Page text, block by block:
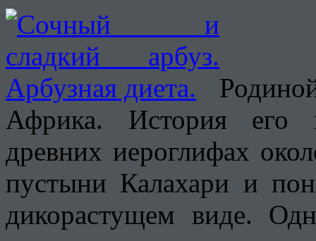
Африка. История его
древних иероглифах
пустыни Калахари и
дикорастущем виде.